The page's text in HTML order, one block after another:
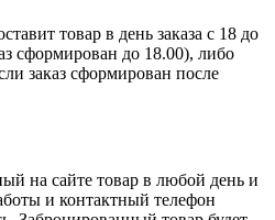
товар в день заказа с 18 до
сформирован до 18.00), либо
заказ сформирован после
на сайте товар в любой день и
и контактный телефон